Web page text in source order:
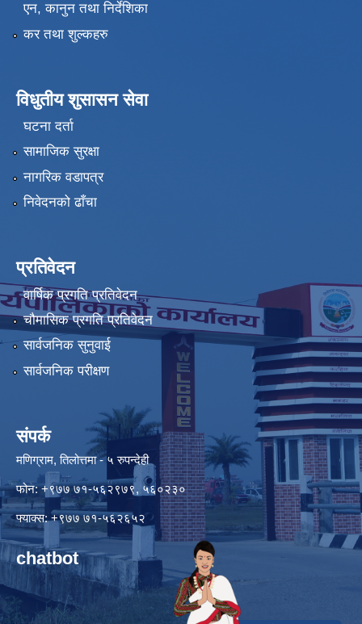
एन, कानुन तथा निर्देशिका
कर तथा शुल्कहरु
विधुतीय शुसासन सेवा
घटना दर्ता
सामाजिक सुरक्षा
नागरिक वडापत्र
निवेदनको ढाँचा
प्रतिवेदन
वार्षिक प्रगति प्रतिवेदन
चौमासिक प्रगति प्रतिवेदन
सार्वजनिक सुनुवाई
सार्वजनिक परीक्षण
संपर्क
मणिग्राम, तिलोत्तमा - ५ रुपन्देही
फोन: +९७७ ७१-५६२९७९, ५६०२३०
फ्याक्स: +९७७ ७१-५६२६५२
chatbot